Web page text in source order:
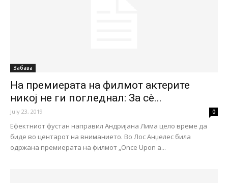
Забава
На премиерата на филмот актерите
никој не ги погледнал: За сè...
July 23, 2019 0
Ефектниот фустан направил Андријана Лима цело време да
биде во центарот на вниманието. Во Лос Анџелес била
одржана премиерата на филмот „Once Upon a...